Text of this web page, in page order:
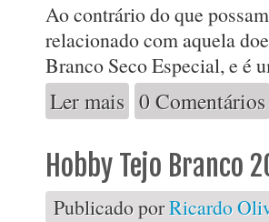
Ao contrário do que
relacionado com aquela
Branco Seco Especial, e é
Ler mais acerca de BSE 2012
0 Comentários
Hobby Tejo Branco
Publicado porRicardo